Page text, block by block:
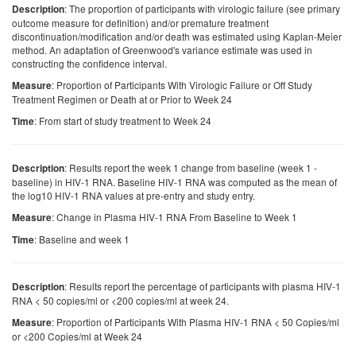
Description: The proportion of participants with virologic failure (see primary
outcome measure for definition) and/or premature treatment
discontinuation/modification and/or death was estimated using Kaplan-Meier
method. An adaptation of Greenwood's variance estimate was used in
constructing the confidence interval.
Measure: Proportion of Participants With Virologic Failure or Off Study
Treatment Regimen or Death at or Prior to Week 24
Time: From start of study treatment to Week 24
Description: Results report the week 1 change from baseline (week 1 -
baseline) in HIV-1 RNA. Baseline HIV-1 RNA was computed as the mean of
the log10 HIV-1 RNA values at pre-entry and study entry.
Measure: Change in Plasma HIV-1 RNA From Baseline to Week 1
Time: Baseline and week 1
Description: Results report the percentage of participants with plasma HIV-1
RNA < 50 copies/ml or <200 copies/ml at week 24.
Measure: Proportion of Participants With Plasma HIV-1 RNA < 50 Copies/ml
or <200 Copies/ml at Week 24